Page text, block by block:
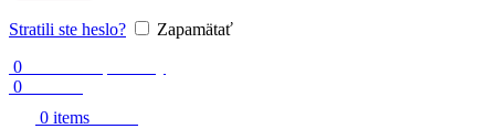
Stratili ste heslo?
Zapamätať
0
0
0 items